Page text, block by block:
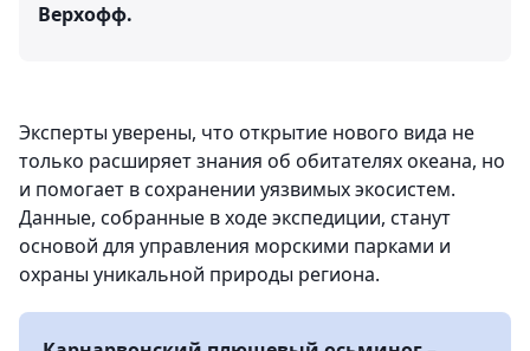
Верхофф.
Эксперты уверены, что открытие нового вида не
только расширяет знания об обитателях океана, но
и помогает в сохранении уязвимых экосистем.
Данные, собранные в ходе экспедиции, станут
основой для управления морскими парками и
охраны уникальной природы региона.